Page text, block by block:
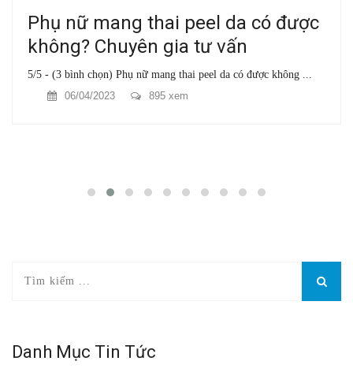
Phụ nữ mang thai peel da có được
không? Chuyên gia tư vấn
5/5 - (3 bình chọn) Phụ nữ mang thai peel da có được không ...
06/04/2023
895 xem
Danh Mục Tin Tức